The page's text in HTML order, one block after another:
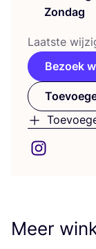
Zondag
Laat­ste
Bezoek
Meer